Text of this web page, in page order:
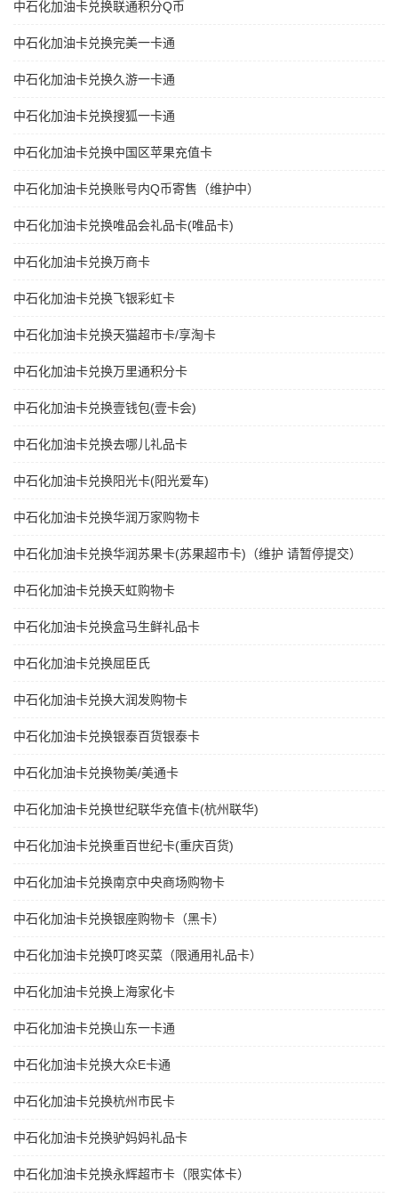
中石化加油卡兑换联通积分Q币
中石化加油卡兑换完美一卡通
中石化加油卡兑换久游一卡通
中石化加油卡兑换搜狐一卡通
中石化加油卡兑换中国区苹果充值卡
中石化加油卡兑换账号内Q币寄售（维护中）
中石化加油卡兑换唯品会礼品卡(唯品卡)
中石化加油卡兑换万商卡
中石化加油卡兑换飞银彩虹卡
中石化加油卡兑换天猫超市卡/享淘卡
中石化加油卡兑换万里通积分卡
中石化加油卡兑换壹钱包(壹卡会)
中石化加油卡兑换去哪儿礼品卡
中石化加油卡兑换阳光卡(阳光爱车)
中石化加油卡兑换华润万家购物卡
中石化加油卡兑换华润苏果卡(苏果超市卡)（维护 请暂停提交）
中石化加油卡兑换天虹购物卡
中石化加油卡兑换盒马生鲜礼品卡
中石化加油卡兑换屈臣氏
中石化加油卡兑换大润发购物卡
中石化加油卡兑换银泰百货银泰卡
中石化加油卡兑换物美/美通卡
中石化加油卡兑换世纪联华充值卡(杭州联华)
中石化加油卡兑换重百世纪卡(重庆百货)
中石化加油卡兑换南京中央商场购物卡
中石化加油卡兑换银座购物卡（黑卡）
中石化加油卡兑换叮咚买菜（限通用礼品卡）
中石化加油卡兑换上海家化卡
中石化加油卡兑换山东一卡通
中石化加油卡兑换大众E卡通
中石化加油卡兑换杭州市民卡
中石化加油卡兑换驴妈妈礼品卡
中石化加油卡兑换永辉超市卡（限实体卡）